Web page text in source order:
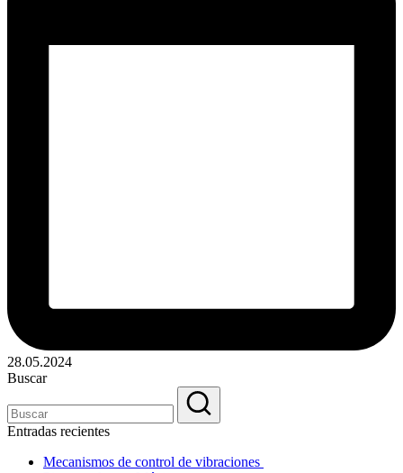
28.05.2024
Buscar
Entradas recientes
Mecanismos de control de vibraciones